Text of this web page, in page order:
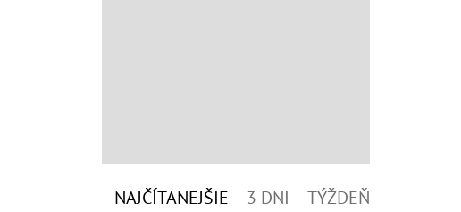
NAJČÍTANEJŠIE 3 DNI TÝŽDEŇ